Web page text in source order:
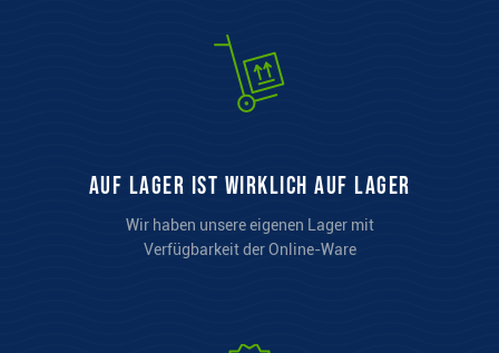
auf Lager ist wirklich auf Lager
Wir haben unsere eigenen Lager mit
Verfügbarkeit der Online-Ware